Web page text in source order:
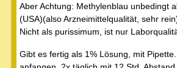
Aber Achtung: Methylenblau unbedingt
(USA)(also Arzneimittelqualität, sehr
Nicht als purissimum, ist nur
Gibt es fertig als 1% Lösung, mit